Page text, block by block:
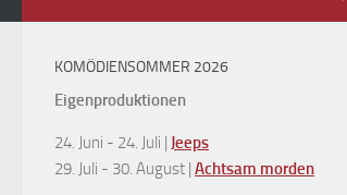
KOMÖDIENSOMMER 2026
Eigenproduktionen
24. Juni - 24. Juli | Jeeps
29. Juli - 30. August | Achtsam morden